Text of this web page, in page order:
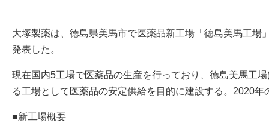
大塚製薬は、徳島県美馬市で医薬品新工場「徳島美馬工場
発表した。
現在国内5工場で医薬品の生産を行っており、徳島美馬工
る工場として医薬品の安定供給を目的に建設する。2020年
■新工場概要